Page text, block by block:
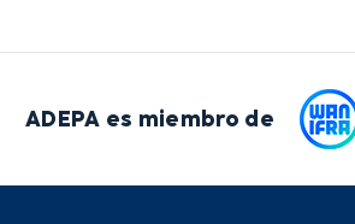
ADEPA es miembro de